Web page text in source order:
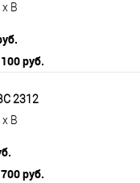
B
руб.
2312
B
руб.